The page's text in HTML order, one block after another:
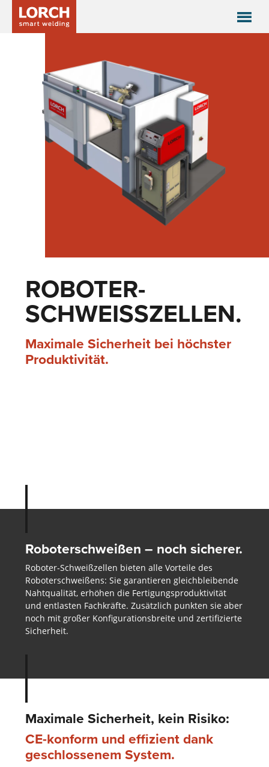
ROBOTER­
SCHWEISS­ZELLEN.
Maximale Sicherheit bei höchster
Produktivität.
Roboterschweißen – noch sicherer.
Roboter-Schweißzellen bieten alle Vorteile des
Roboterschweißens: Sie garantieren gleichbleibende
Nahtqualität, erhöhen die Fertigungsproduktivität
und entlasten Fachkräfte. Zusätzlich punkten sie aber
noch mit großer Konfigurationsbreite und zertifizierte
Sicherheit.
Maximale Sicherheit, kein Risiko:
CE-konform und effizient dank
geschlossenem System.